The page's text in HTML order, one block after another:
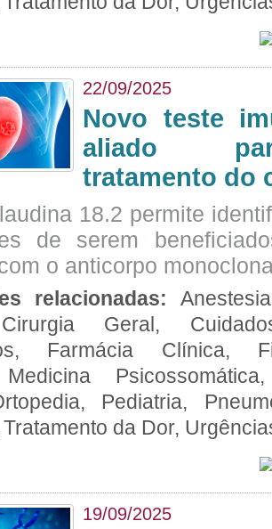
22/09/2025
Novo teste
aliado
tratamento do
18.2 permite
de serem
o anticorpo
relacionadas:
Geral,
Farmácia Clínica,
Medicina
Pediatria,
da Dor,
19/09/2025